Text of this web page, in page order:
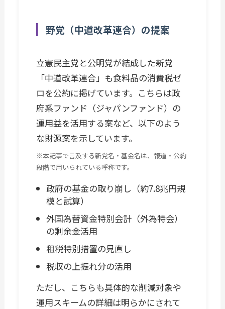
野党（中道改革連合）の提案
立憲民主党と公明党が結成した新党
「中道改革連合」も食料品の消費税ゼ
ロを公約に掲げています。こちらは政
府系ファンド（ジャパンファンド）の
運用益を活用する案など、以下のよう
な財源案を示しています。
※本記事で言及する新党名・基金名は、報道・公約
段階で用いられている呼称です。
政府の基金の取り崩し（約7.8兆円規
模と試算）
外国為替資金特別会計（外為特会）
の剰余金活用
租税特別措置の見直し
税収の上振れ分の活用
ただし、こちらも具体的な削減対象や
運用スキームの詳細は明らかにされて